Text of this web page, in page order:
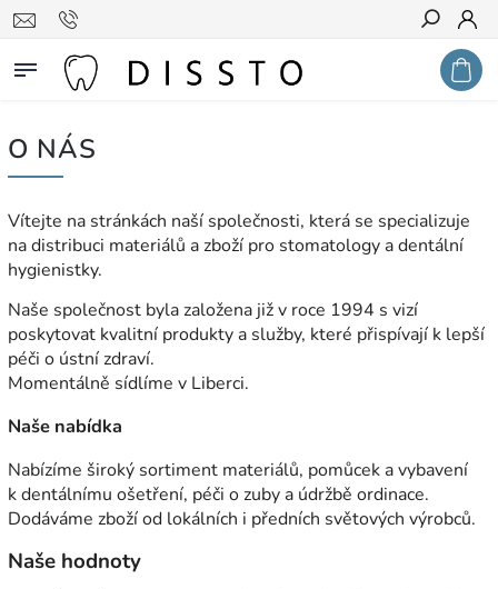
Hledat
O NÁS
Vítejte na stránkách naší společnosti, která se specializuje
na distribuci materiálů a zboží pro stomatology a dentální
hygienistky.
Naše společnost byla založena již v roce 1994 s vizí
poskytovat kvalitní produkty a služby, které přispívají k lepší
péči o ústní zdraví.
Momentálně sídlíme v Liberci.
Naše nabídka
Nabízíme široký sortiment materiálů, pomůcek a vybavení
k dentálnímu ošetření, péči o zuby a údržbě ordinace.
Dodáváme zboží od lokálních i předních světových výrobců.
Naše hodnoty